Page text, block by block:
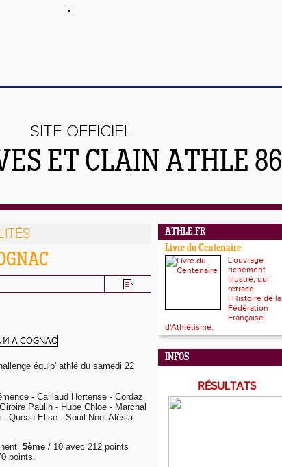
SITE OFFICIEL
ET CLAIN ATHLE 86
équip' athlé du samedi 22
- Caillaud Hortense - Cordaz
Paulin - Hube Chloe - Marchal
Queau Elise - Souil Noel Alésia
5ème / 10 avec 212 points
points.
ATHLE.FR
Livre du Centenaire
L'ouvrage
richement
illustré, qui
retrace
l’Histoire de la
Fédération
Française
d'Athlétisme.
INFOS
RÉSULTATS